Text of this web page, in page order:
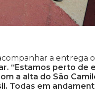
a entrega
“Estamos perto de
a alta do São
Todas em